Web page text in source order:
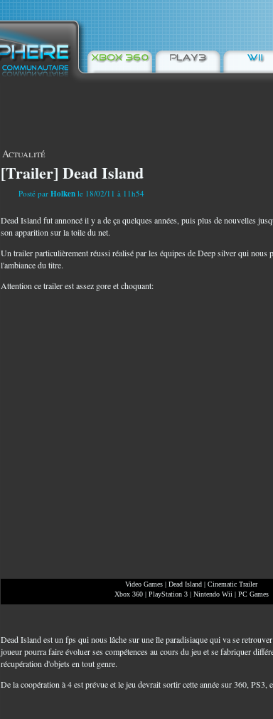
Actualité
[Trailer] Dead Island
Posté par Holken le 18/02/11 à 11h54
Dead Island fut annoncé il y a de ça quelques années, puis plus de nouvelles
son apparition sur la toile du net.
Un trailer particulièrement réussi réalisé par les équipes de Deep silver qui nous
l'ambiance du titre.
Attention ce trailer est assez gore et choquant:
Video Games | Dead Island | Cinematic Trailer
Xbox 360| PlayStation 3| Nintendo Wii | PC Games
Dead Island est un fps qui nous lâche sur une île paradisiaque qui va se
joueur pourra faire évoluer ses compétences au cours du jeu et se fabriquer
récupération d'objets en tout genre.
De la coopération à 4 est prévue et le jeu devrait sortir cette année sur 360, PS3,